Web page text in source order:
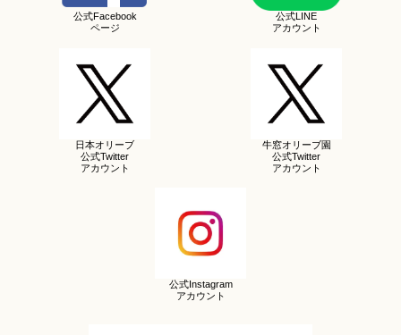
公式Facebook
ページ
公式LINE
アカウント
日本オリーブ
公式Twitter
アカウント
牛窓オリーブ園
公式Twitter
アカウント
公式Instagram
アカウント